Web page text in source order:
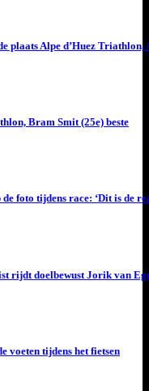
plaats Alpe d’Huez Triathlon,
Bram Smit (25e) beste
foto tijdens race: ‘Dit is de
rijdt doelbewust Jorik van
voeten tijdens het fietsen